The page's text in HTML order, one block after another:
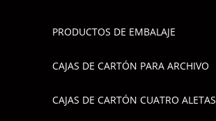
PRODUCTOS DE EMBALAJE
CAJAS DE CARTÓN PARA ARCHIVO
CAJAS DE CARTÓN CUATRO ALETAS